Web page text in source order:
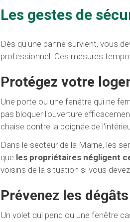
Les gestes de
Dès qu'une panne survient, vous
professionnel. Ces mesures
Protégez votre
Une porte ou une fenêtre qui ne
pas bloquer l'ouverture
chaise contre la poignée de
Dans le secteur de la Marne, les
que les propriétaires négligent
voisins de la situation si vous
Prévenez les
Un volet qui pend ou une fenêtre